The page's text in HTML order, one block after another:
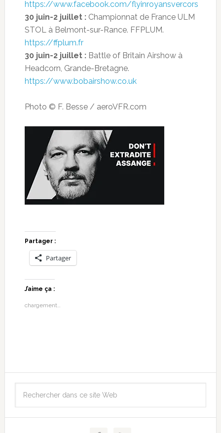
https://www.facebook.com/flyinroyansvercors
30 juin-2 juillet :Championnat de France ULM
STOL à Belmont-sur-Rance. FFPLUM.
https://ffplum.fr
30 juin-2 juillet :Battle of Britain Airshow à
Headcorn, Grande-Bretagne.
https://www.bobairshow.co.uk
Photo © F. Besse / aeroVFR.com
Partager :
Partager
J’aime ça :
chargement…